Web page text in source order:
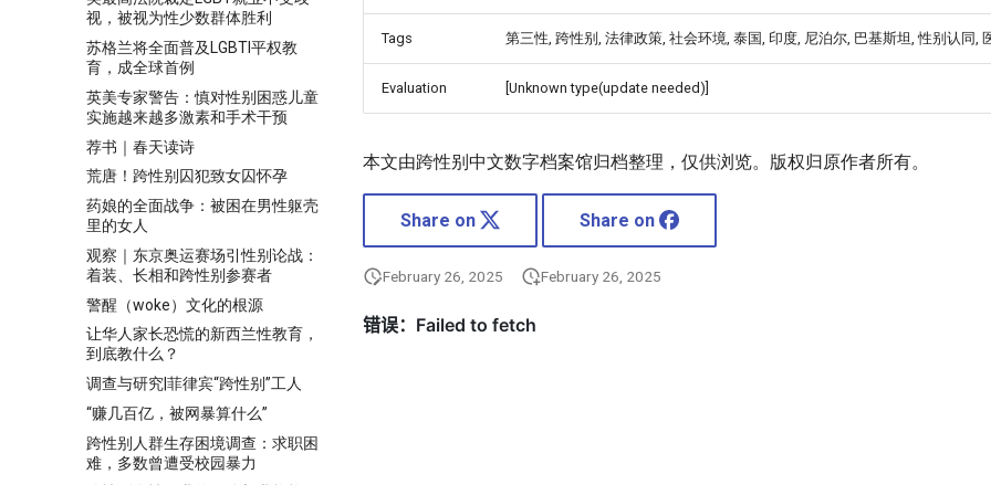
视，被视为性少数群体胜利
苏格兰将全面普及LGBTI平权教
育，成全球首例
英美专家警告：慎对性别困惑儿童
实施越来越多激素和手术干预
荐书｜春天读诗
荒唐！跨性别囚犯致女囚怀孕
药娘的全面战争：被困在男性躯壳
里的女人
观察｜东京奥运赛场引性别论战：
着装、长相和跨性别参赛者
警醒（woke）文化的根源
让华人家长恐慌的新西兰性教育，
到底教什么？
调查与研究|菲律宾“跨性别”工人
“赚几百亿，被网暴算什么”
跨性别人群生存困境调查：求职困
难，多数曾遭受校园暴力
Tags 第三性, 跨性别, 法律政策, 社会环境, 泰国, 印度, 尼泊尔, 巴基斯坦, 性别认同,
Evaluation [Unknown type(update needed)]
本文由跨性别中文数字档案馆归档整理，仅供浏览。版权归原作者所有。
Share on Share on
February 26, 2025 February 26, 2025